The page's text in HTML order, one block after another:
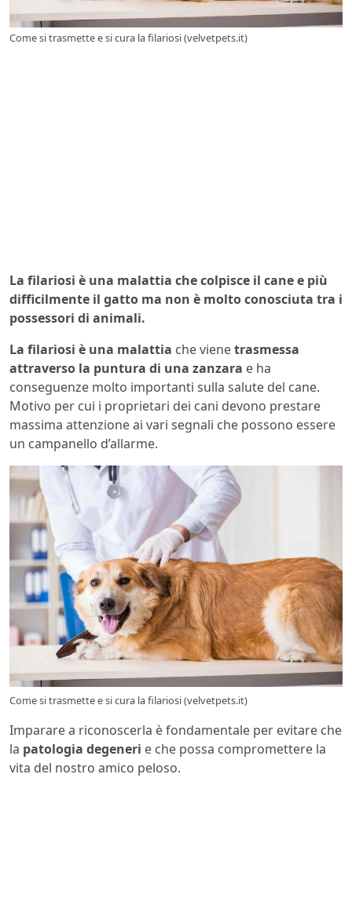
Come si trasmette e si cura la filariosi (velvetpets.it)
La filariosi è una malattia che colpisce il cane e più
difficilmente il gatto ma non è molto conosciuta tra i
possessori di animali.
La filariosi è una malattia che vienetrasmessa
attraverso la puntura di una zanzara e ha
conseguenze molto importanti sulla salute del cane.
Motivo per cui i proprietari dei cani devono prestare
massima attenzione ai vari segnali che possono essere
un campanello d’allarme.
Come si trasmette e si cura la filariosi (velvetpets.it)
Imparare a riconoscerla è fondamentale per evitare che
la patologia degeneri e che possa compromettere la
vita del nostro amico peloso.